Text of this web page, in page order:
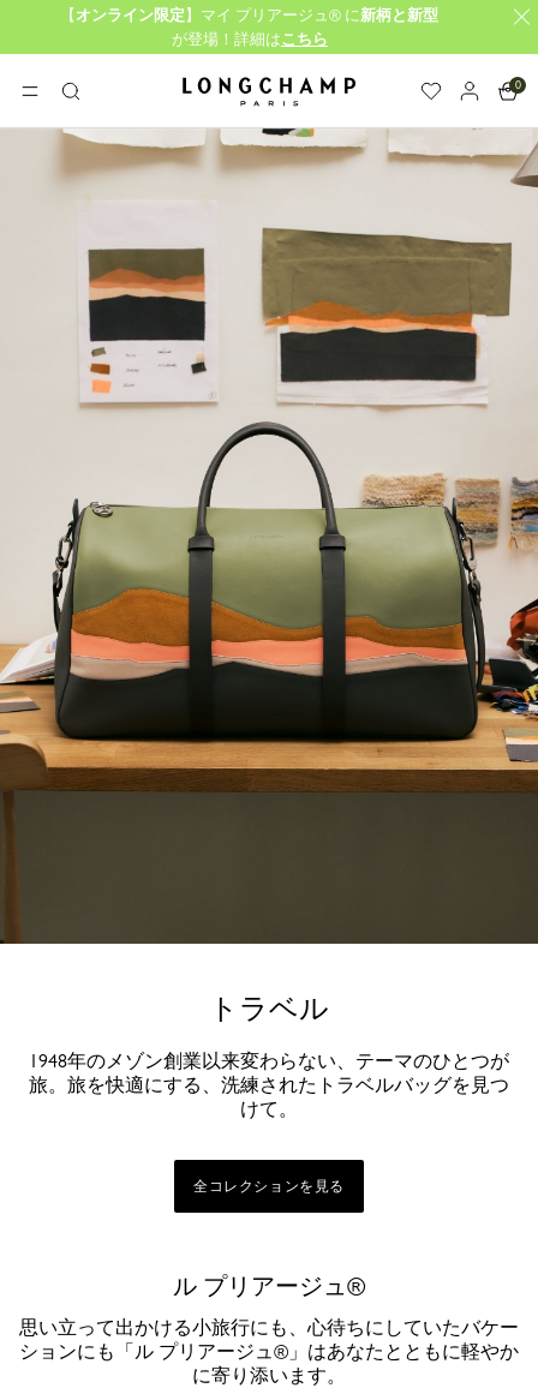
【 オンライン限定 】マイ プリアージュ® に 新柄と新型
が登場！詳細はこちら
メニュー
検
索
ロンシャン - ホーム
0
トラベル
1948年のメゾン創業以来変わらない、テーマのひとつが
旅。旅を快適にする、洗練されたトラベルバッグを見つ
けて。
全コレクションを見る
ル プリアージュ®
思い立って出かける小旅行にも、心待ちにしていたバケー
ションにも「ル プリアージュ®」はあなたとともに軽やか
に寄り添います。